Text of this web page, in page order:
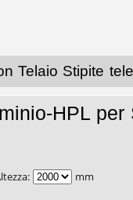
Telaio Stipite
HPL per
mm